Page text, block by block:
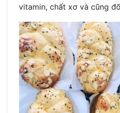
vitamin, chất xơ và cũng